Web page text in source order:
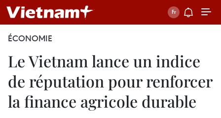
ÉCONOMIE
Le Vietnam lance un indice
de réputation pour renforcer
la finance agricole durable